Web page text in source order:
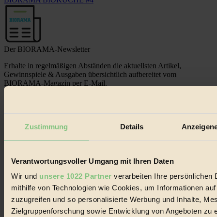
Zustimmung Details
Verantwortungsvoller Umgang mit Ihren Daten
Wir und unsere 1022 Partner verarbeiten Ihre persönlichen
mithilfe von Technologien wie Cookies, um Informationen
zuzugreifen und so personalisierte Werbung und Inhalte,
Zielgruppenforschung sowie Entwicklung von Angeboten zu
Der BIORAMA-Newsletter
Erhalte in regelmäßigen Abständen die aktuellsten Artikel,
Gewinnspiele & Ausgaben übersichtlich aufbereitet vom
BIORAMA-Magazin per E-Mail.
© 2026 Biorama GmbH
Impressum & Disclaimer
Datenschutz
Mediadaten